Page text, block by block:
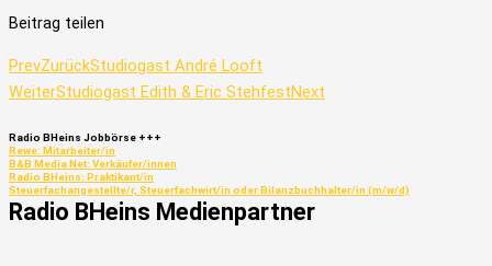
Beitrag teilen
PrevZurückStudiogast André Looft
WeiterStudiogast Edith & Eric StehfestNext
Radio BHeins Jobbörse +++
Rewe: Mitarbeiter/in
B&B Media Net: Verkäufer/innen
Radio BHeins: Praktikant/in
Steuerfachangestellte/r, Steuerfachwirt/in oder Bilanzbuchhalter/in (m/w/d)
Radio BHeins Medienpartner